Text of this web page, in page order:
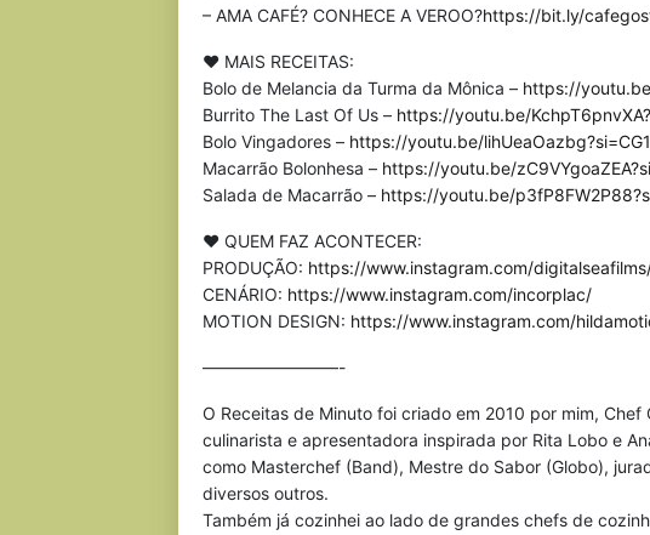
– AMA CAFÉ? CONHECE A VEROO?https://bit.ly/
♥ MAIS RECEITAS:
Bolo de Melancia da Turma da Mônica – https://
Burrito The Last Of Us – https://youtu.be/
Bolo Vingadores – https://youtu.be/
Macarrão Bolonhesa – https://youtu.be/
Salada de Macarrão – https://youtu.be/
♥ QUEM FAZ ACONTECER:
PRODUÇÃO: https://www.instagram.com/
CENÁRIO: https://www.instagram.com/incorplac/
MOTION DESIGN: https://www.instagram.com/
————————-
O Receitas de Minuto foi criado em 2010 por mim, Chef
culinarista e apresentadora inspirada por Rita Lobo e
como Masterchef (Band), Mestre do Sabor (Globo),
diversos outros.
Também já cozinhei ao lado de grandes chefs de